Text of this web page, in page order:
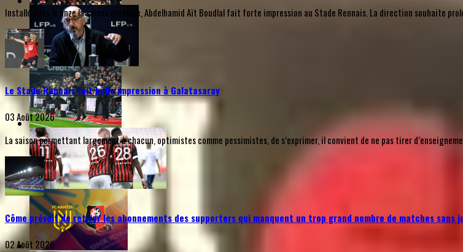
Installé dans le onze la saison dernière, Abdelhamid Aït Boudlal fait forte impression au Stade Rennais. La direction souhaite
Le Stade Rennais fait belle impression à Galatasaray
03 Août 2026
La saison permettant largement à chacun, optimistes comme pessimistes, de s’exprimer, il convient de ne pas tirer
Côme prévoit de retirer les abonnements des supporters qui manquent un trop grand nombre de matches sans
02 Août 2026